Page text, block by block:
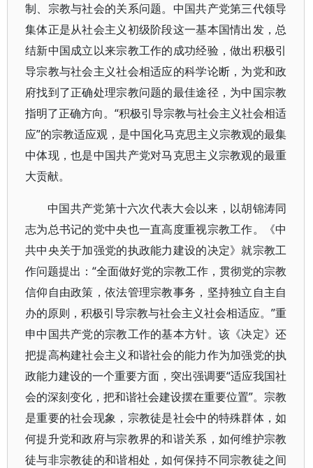
制、宗教与社会的关系问题。中国共产党第三代领导
集体正是从社会主义初级阶段这一基本国情出发，总
结新中国成立以来宗教工作的成功经验，做出积极引
导宗教与社会主义社会相适应的科学论断，为党和政
府找到了正确处理宗教问题的最佳途径，为中国宗教
指明了正确方向。“积极引导宗教与社会主义社会相适
应”的宗教适应观，是中国化马克思主义宗教观的最集
中体现，也是中国共产党对马克思主义宗教观的最重
大贡献。
中国共产党第十六次代表大会以来，以胡锦涛同
志为总书记的党中央也一直高度重视宗教工作。《中
共中央关于加强党的执政能力建设的决定》就宗教工
作问题提出：“全面做好党的宗教工作，贯彻党的宗教
信仰自由政策，依法管理宗教事务，坚持独立自主自
办的原则，积极引导宗教与社会主义社会相适应。”重
申中国共产党的宗教工作的基本方针。该《决定》还
把提高构建社会主义和谐社会的能力作为加强党的执
政能力建设的一个重要方面，突出强调要“适应我国社
会的深刻变化，把和谐社会建设摆在重要位置”。宗教
是重要的社会现象，宗教徒是社会中的特殊群体，如
何提升党和政府与宗教界的和谐关系，如何维护宗教
徒与非宗教徒的和谐相处，如何保持不同宗教徒之间